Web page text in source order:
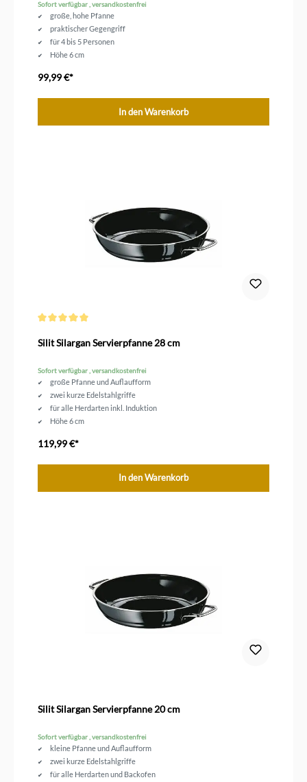
Sofort verfügbar , versandkostenfrei
große, hohe Pfanne
praktischer Gegengriff
für 4 bis 5 Personen
Höhe 6 cm
99,99 €*
In den Warenkorb
Silit Silargan Servierpfanne 28 cm
Sofort verfügbar , versandkostenfrei
große Pfanne und Auflaufform
zwei kurze Edelstahlgriffe
für alle Herdarten inkl. Induktion
Höhe 6 cm
119,99 €*
In den Warenkorb
Silit Silargan Servierpfanne 20 cm
Sofort verfügbar , versandkostenfrei
kleine Pfanne und Auflaufform
zwei kurze Edelstahlgriffe
für alle Herdarten und Backofen